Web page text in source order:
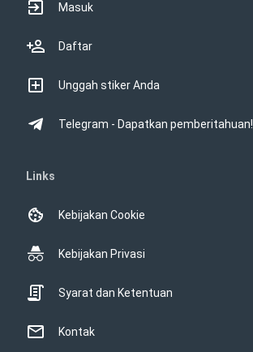
Masuk
Daftar
Unggah stiker Anda
Telegram - Dapatkan pemberitahuan!
Links
Kebijakan Cookie
Kebijakan Privasi
Syarat dan Ketentuan
Kontak